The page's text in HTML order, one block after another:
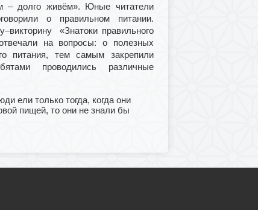
– долго живём». Юные читатели
о правильном питании.
«Знатоки правильного
на вопросы: о полезных
питания, тем самым закрепили
проводились различные
ели только тогда, когда они
пищей, то они не знали бы